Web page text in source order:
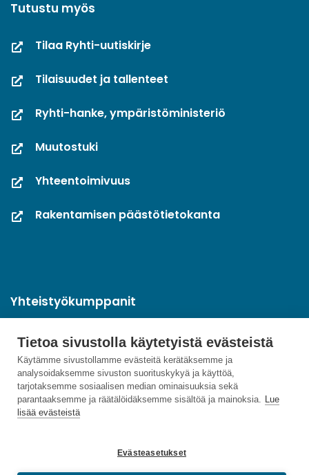
Tietoa sivustolla käytetyistä evästeistä
Käytämme sivustollamme evästeitä kerätäksemme ja
analysoidaksemme sivuston suorituskykyä ja käyttöä,
tarjotaksemme sosiaalisen median ominaisuuksia sekä
parantaaksemme ja räätälöidäksemme sisältöä ja mainoksia. Lue
lisää evästeistä
Evästeasetukset
Tutustu myös
Tilaa Ryhti-uutiskirje
Tilaisuudet ja tallenteet
Ryhti-hanke, ympäristöministeriö
Muutostuki
Yhteentoimivuus
Rakentamisen päästötietokanta
Yhteistyökumppanit